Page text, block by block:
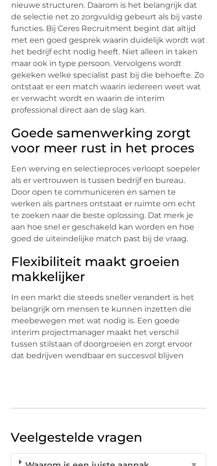
nieuwe structuren. Daarom is het belangrijk dat
de selectie net zo zorgvuldig gebeurt als bij vaste
functies. Bij Ceres Recruitment begint dat altijd
met een goed gesprek waarin duidelijk wordt wat
het bedrijf echt nodig heeft. Niet alleen in taken
maar ook in type persoon. Vervolgens wordt
gekeken welke specialist past bij die behoefte. Zo
ontstaat er een match waarin iedereen weet wat
er verwacht wordt en waarin de interim
professional direct aan de slag kan.
Goede samenwerking zorgt
voor meer rust in het proces
Een werving en selectieproces verloopt soepeler
als er vertrouwen is tussen bedrijf en bureau.
Door open te communiceren en samen te
werken als partners ontstaat er ruimte om echt
te zoeken naar de beste oplossing. Dat merk je
aan hoe snel er geschakeld kan worden en hoe
goed de uiteindelijke match past bij de vraag.
Flexibiliteit maakt groeien
makkelijker
In een markt die steeds sneller verandert is het
belangrijk om mensen te kunnen inzetten die
meebewegen met wat nodig is. Een goede
interim projectmanager maakt het verschil
tussen stilstaan of doorgroeien en zorgt ervoor
dat bedrijven wendbaar en succesvol blijven
Veelgestelde vragen